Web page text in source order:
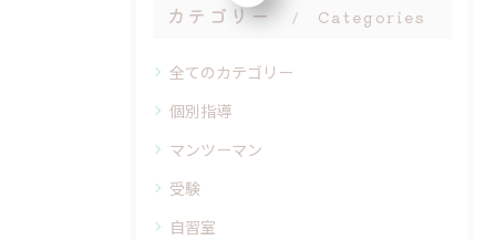
カテゴリー Categories
全てのカテゴリー
個別指導
マンツーマン
受験
自習室